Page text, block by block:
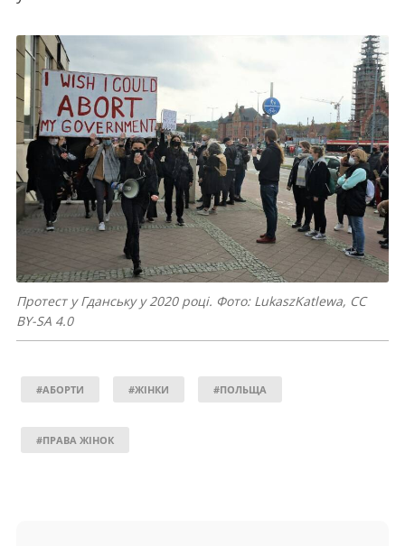
Протест у Гданську у 2020 році. Фото: LukaszKatlewa, CC
BY-SA 4.0
#АБОРТИ #ЖІНКИ #ПОЛЬЩА
#ПРАВА ЖІНОК